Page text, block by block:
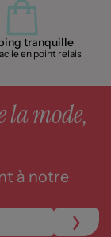
tranquille
en point relais
la mode,
à notre